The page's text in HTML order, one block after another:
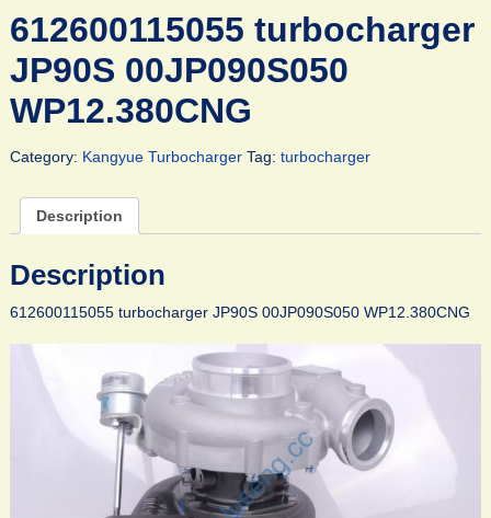
612600115055 turbocharger
JP90S 00JP090S050
WP12.380CNG
Category: Kangyue Turbocharger Tag: turbocharger
Description
Description
612600115055 turbocharger JP90S 00JP090S050 WP12.380CNG